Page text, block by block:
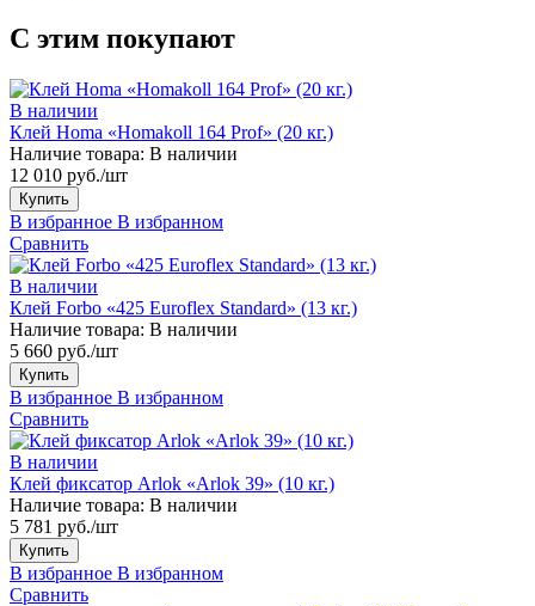
С этим покупают
В наличии
Клей Homa «Homakoll 164 Prof» (20 кг.)
Наличие товара: В наличии
12 010 руб./шт
Купить
В избранное В избранном
Сравнить
В наличии
Клей Forbo «425 Euroflex Standard» (13 кг.)
Наличие товара: В наличии
5 660 руб./шт
Купить
В избранное В избранном
Сравнить
В наличии
Клей фиксатор Arlok «Arlok 39» (10 кг.)
Наличие товара: В наличии
5 781 руб./шт
Купить
В избранное В избранном
Сравнить